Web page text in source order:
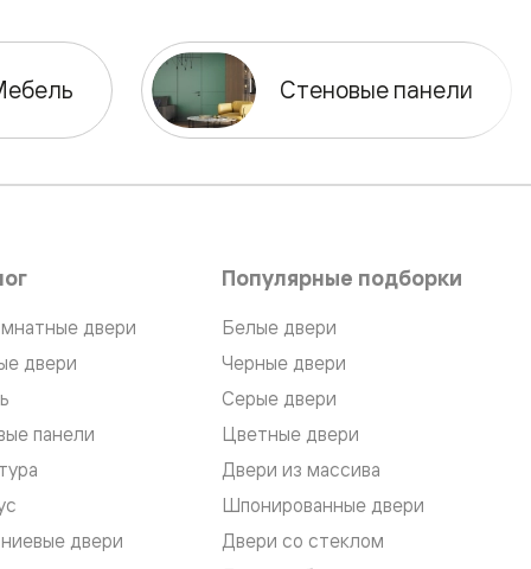
Стеновые панели
двери
двери
панели
двери
Популярные подборки
Белые двери
Черные двери
Серые двери
Цветные двери
Двери из массива
Шпонированные двери
Двери со стеклом